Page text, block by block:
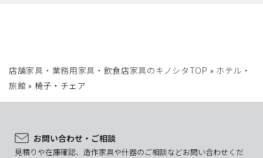
店舗家具・業務用家具・飲食店家具のキノシタTOP » ホテル・
旅館 » 椅子・チェア
お問い合わせ・ご相談
見積りや在庫確認、造作家具や什器のご相談などお問い合わせくだ